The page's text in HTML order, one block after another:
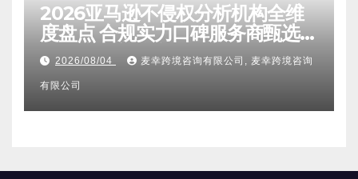
2026亚马逊不侵权分析机构全维
度盘点 合规实力口碑服务商甄选
附跨境卖家避坑FAQ全指南
2026/08/04 麦幸跨境咨询有限公司, 麦幸跨境咨询
有限公司